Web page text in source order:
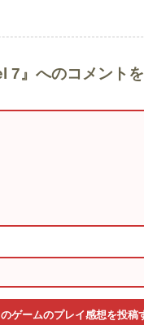
』へのコメントを